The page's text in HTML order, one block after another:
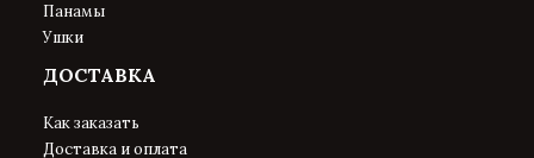
Панамы
Ушки
ДОСТАВКА
Как заказать
Доставка и оплата